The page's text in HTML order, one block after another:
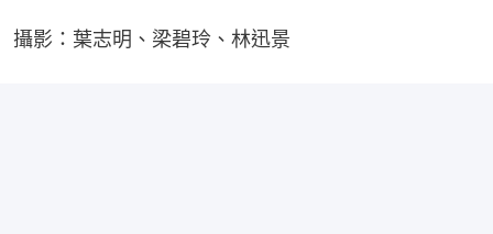
攝影：葉志明、梁碧玲、林迅景